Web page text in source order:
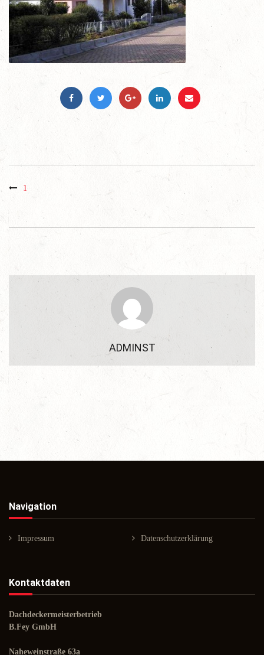
1
ADMINST
Navigation
Impressum Datenschutzerklärung
Kontaktdaten
Dachdeckermeisterbetrieb
B.Fey GmbH
Naheweinstraße 63a